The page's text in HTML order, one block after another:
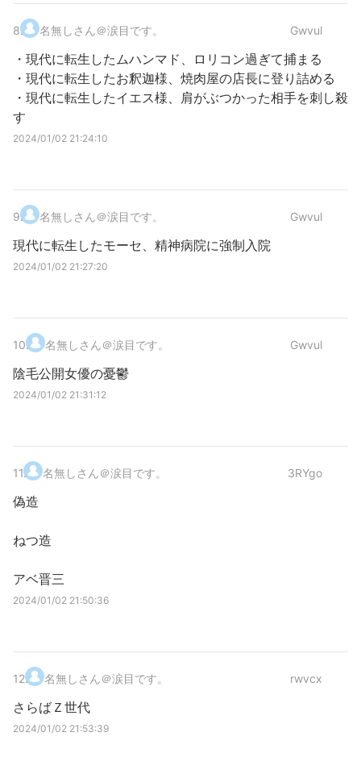
8. 名無しさん＠涙目です。 Gwvul
・現代に転生したムハンマド、ロリコン過ぎて捕まる
・現代に転生したお釈迦様、焼肉屋の店長に登り詰める
・現代に転生したイエス様、肩がぶつかった相手を刺し殺
す
2024/01/02 21:24:10
9. 名無しさん＠涙目です。 Gwvul
現代に転生したモーセ、精神病院に強制入院
2024/01/02 21:27:20
10. 名無しさん＠涙目です。 Gwvul
陰毛公開女優の憂鬱
2024/01/02 21:31:12
11. 名無しさん＠涙目です。 3RYgo
偽造
ねつ造
アベ晋三
2024/01/02 21:50:36
12. 名無しさん＠涙目です。 rwvcx
さらばＺ世代
2024/01/02 21:53:39